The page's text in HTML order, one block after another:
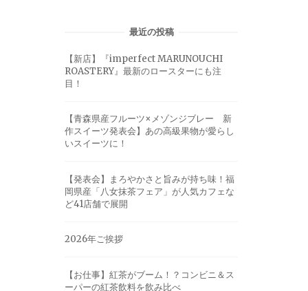
最近の投稿
【新店】『imperfect MARUNOUCHI
ROASTERY』最新のロースターにも注
目！
【青森県産フルーツ×メゾンジブレー 新
作スイーツ発表会】あの高級果物が愛らし
いスイーツに！
【発表会】まろやかさと旨みが持ち味！福
岡県産「八女抹茶フェア」が人気カフェな
ど41店舗で展開
2026年ご挨拶
【お仕事】紅茶がブーム！？コンビニ＆ス
ーパーの紅茶飲料を飲み比べ